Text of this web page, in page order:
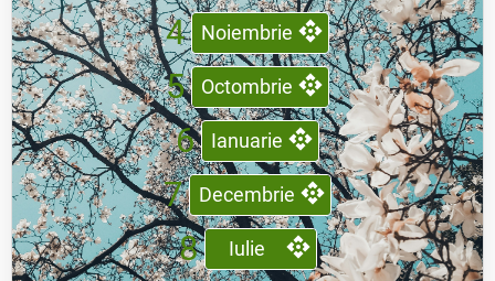
4 Noiembrie
5 Octombrie
6 Ianuarie
7 Decembrie
8 Iulie